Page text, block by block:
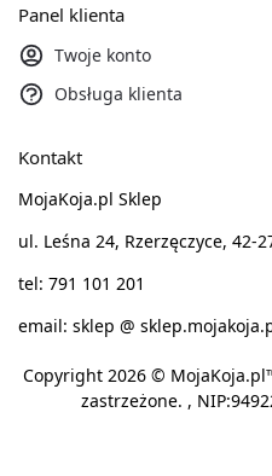
Panel klienta
Twoje konto
Obsługa klienta
Kontakt
MojaKoja.pl Sklep
ul. Leśna 24, Rzerzęczyce, 42-
tel: 791 101 201
email: sklep @
Copyright 2026 ©
zastrzeżone. ,